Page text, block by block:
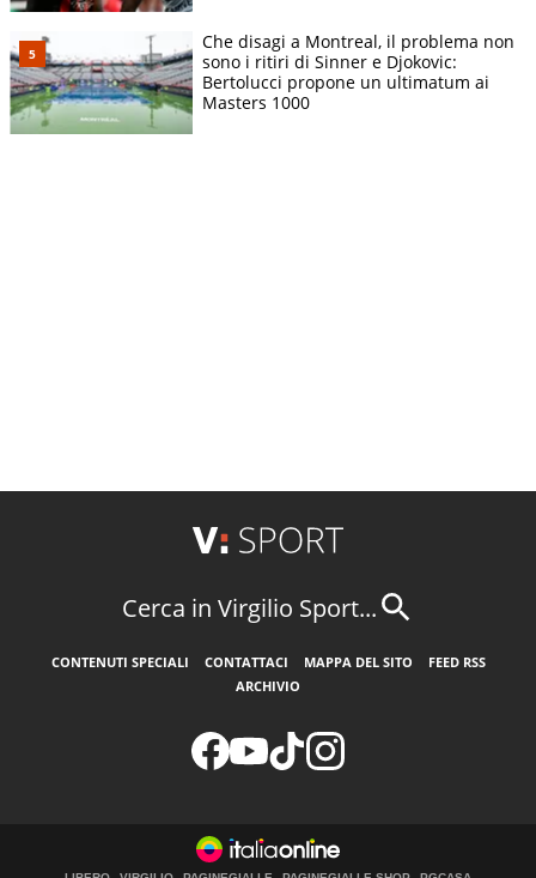
Che disagi a Montreal, il problema non
sono i ritiri di Sinner e Djokovic:
Bertolucci propone un ultimatum ai
Masters 1000
Cerca in Virgilio Sport...
CONTENUTI SPECIALI CONTATTACI MAPPA DEL SITO
FEED RSS
ARCHIVIO